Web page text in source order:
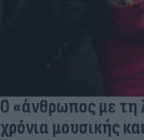
Ο «άνθρωπος με τη
χρόνια μουσικής